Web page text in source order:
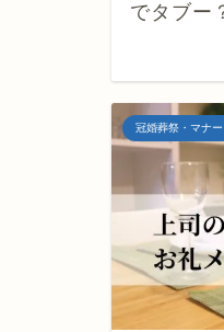
でタブー
冠婚葬祭・マナー